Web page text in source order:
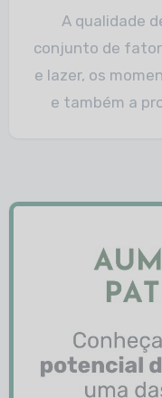
A qualidade de vida é composta por um
conjunto de
e lazer, os
e também a